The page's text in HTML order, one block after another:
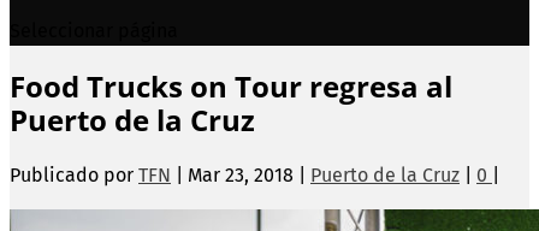
Food Trucks on Tour regresa al
Puerto de la Cruz
Publicado por TFN Mar 23, 2018 Puerto de la Cruz 0